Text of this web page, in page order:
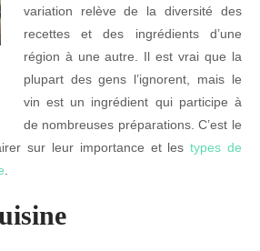
variation relève de la diversité des
recettes et des ingrédients d’une
région à une autre. Il est vrai que la
plupart des gens l’ignorent, mais le
vin est un ingrédient qui participe à
de nombreuses préparations. C’est le
sur leur importance et lestypes de